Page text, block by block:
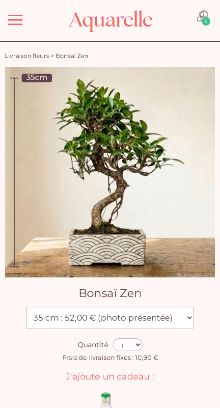
Menu 0
Livraison fleurs > Bonsaï Zen
Bonsaï Zen
Quantité
Frais de livraison fixes : 10,90 €
J'ajoute un cadeau :